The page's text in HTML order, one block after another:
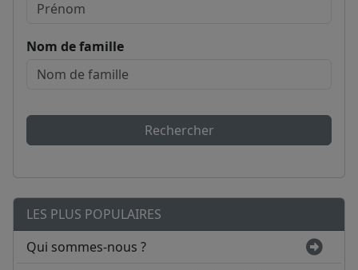
Nom de famille
Rechercher
LES PLUS POPULAIRES
Qui sommes-nous ?